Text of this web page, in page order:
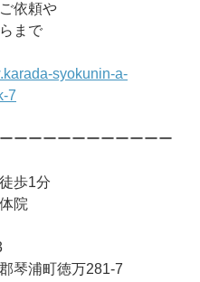
依頼や
まで
syokunin-a-
7
ーーーーーーーーーーー
歩1分
院
琴浦町徳万281-7